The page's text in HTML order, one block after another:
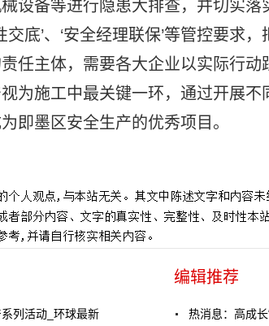
设备等进行隐患大排查，并切实落
交底’、‘安全经理联保’等管控要求
任主体，需要各大企业以实际行
为施工中最关键一环，通过开展
即墨区安全生产的优秀项目。
列活动_环球最新
编辑推荐
热消息：高成